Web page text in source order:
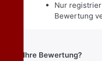
Nur
Bewertung
Ihre Bewertung?